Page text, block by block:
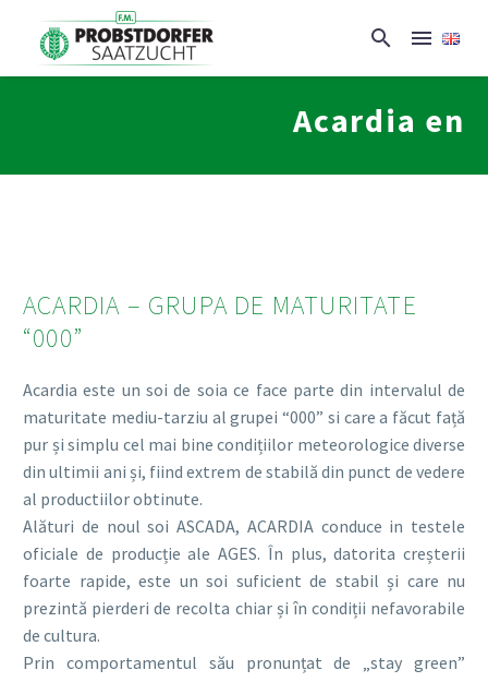
Acardia en
ACARDIA – GRUPA DE MATURITATE
“000”
Acardia este un soi de soia ce face parte din intervalul de
maturitate mediu-tarziu al grupei “000” si care a făcut față
pur și simplu cel mai bine condițiilor meteorologice diverse
din ultimii ani și, fiind extrem de stabilă din punct de vedere
al productiilor obtinute.
Alături de noul soi ASCADA, ACARDIA conduce in testele
oficiale de producție ale AGES. În plus, datorita creșterii
foarte rapide, este un soi suficient de stabil și care nu
prezintă pierderi de recolta chiar și în condiții nefavorabile
de cultura.
Prin comportamentul său pronunțat de „stay green”